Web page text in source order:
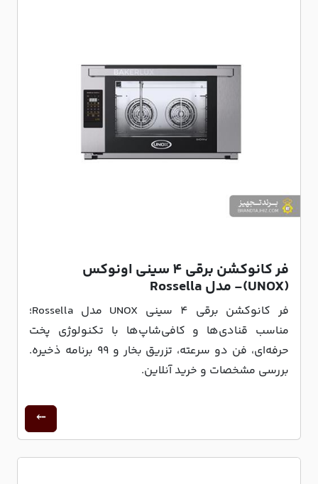
فر کانوکشن برقی 4 سینی اونوکس
(UNOX)- مدل Rossella
فر کانوکشن برقی 4 سینی UNOX مدل Rossella؛
مناسب قنادی‌ها و کافی‌شاپ‌ها با تکنولوژی پخت
حرفه‌ای، فن دو سرعته، تزریق بخار و 99 برنامه ذخیره.
بررسی مشخصات و خرید آنلاین.